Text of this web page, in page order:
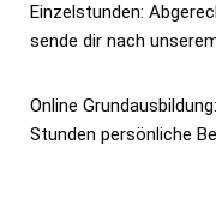
Einzelstunden:
sende dir nach
Online
Stunden persönliche